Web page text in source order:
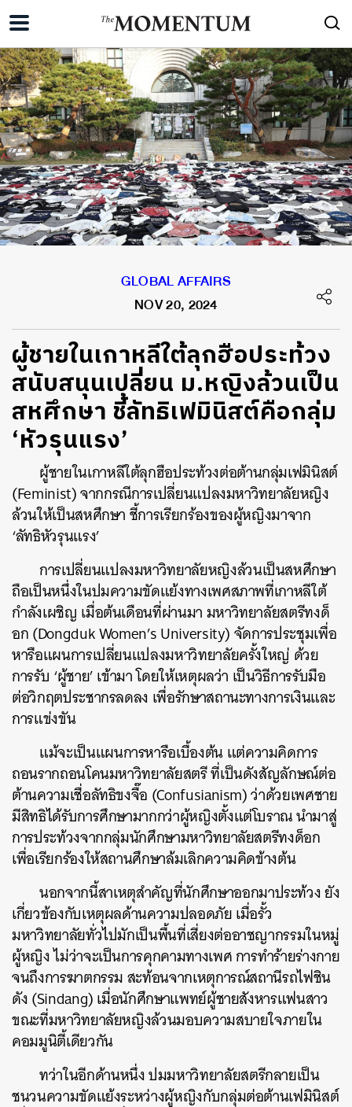
GLOBAL AFFAIRS
NOV 20, 2024
ผู้ชายในเกาหลีใต้ลุกฮือประท้วง
สนับสนุนเปลี่ยน ม.หญิงล้วนเป็น
สหศึกษา ชี้ลัทธิเฟมินิสต์คือกลุ่ม
‘หัวรุนแรง’
ผู้ชายในเกาหลีใต้ลุกฮือประท้วงต่อต้านกลุ่มเฟมินิสต์
(Feminist) จากกรณีการเปลี่ยนแปลงมหาวิทยาลัยหญิง
ล้วนให้เป็นสหศึกษา ชี้การเรียกร้องของผู้หญิงมาจาก
‘ลัทธิหัวรุนแรง’
การเปลี่ยนแปลงมหาวิทยาลัยหญิงล้วนเป็นสหศึกษา
ถือเป็นหนึ่งในปมความขัดแย้งทางเพศสภาพที่เกาหลีใต้
กำลังเผชิญ เมื่อต้นเดือนที่ผ่านมา มหาวิทยาลัยสตรีทงด็
อก (Dongduk Women’s University) จัดการประชุมเพื่อ
หารือแผนการเปลี่ยนแปลงมหาวิทยาลัยครั้งใหญ่ ด้วย
การรับ ‘ผู้ชาย’ เข้ามา โดยให้เหตุผลว่า เป็นวิธีการรับมือ
ต่อวิกฤตประชากรลดลง เพื่อรักษาสถานะทางการเงินและ
การแข่งขัน
แม้จะเป็นแผนการหารือเบื้องต้น แต่ความคิดการ
ถอนรากถอนโคนมหาวิทยาลัยสตรี ที่เป็นดังสัญลักษณ์ต่อ
ต้านความเชื่อลัทธิขงจื๊อ (Confusianism) ว่าด้วยเพศชาย
มีสิทธิได้รับการศึกษามากกว่าผู้หญิงตั้งแต่โบราณ นำมาสู่
การประท้วงจากกลุ่มนักศึกษามหาวิทยาลัยสตรีทงด็อก
เพื่อเรียกร้องให้สถานศึกษาล้มเลิกความคิดข้างต้น
นอกจากนี้สาเหตุสำคัญที่นักศึกษาออกมาประท้วง ยัง
เกี่ยวข้องกับเหตุผลด้านความปลอดภัย เมื่อรั้ว
มหาวิทยาลัยทั่วไปมักเป็นพื้นที่เสี่ยงต่ออาชญากรรมในหมู่
ผู้หญิง ไม่ว่าจะเป็นการคุกคามทางเพศ การทำร้ายร่างกาย
จนถึงการฆาตกรรม สะท้อนจากเหตุการณ์สถานีรถไฟชิน
ดัง (Sindang) เมื่อนักศึกษาแพทย์ผู้ชายสังหารแฟนสาว
ขณะที่มหาวิทยาลัยหญิงล้วนมอบความสบายใจภายใน
คอมมูนิตี้เดียวกัน
ทว่าในอีกด้านหนึ่ง ปมมหาวิทยาลัยสตรีกลายเป็น
ชนวนความขัดแย้งระหว่างผู้หญิงกับกลุ่มต่อต้านเฟมินิสต์